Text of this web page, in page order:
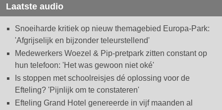
Laatste audio
Snoeiharde kritiek op nieuw themagebied Europa-Park:
'Afgrijselijk en bijzonder teleurstellend'
Medewerkers Woezel & Pip-pretpark zitten constant op
hun telefoon: 'Het was gewoon niet oké'
Is stoppen met schoolreisjes dé oplossing voor de
Efteling? 'Pijnlijk om te constateren'
Efteling Grand Hotel genereerde in vijf maanden al